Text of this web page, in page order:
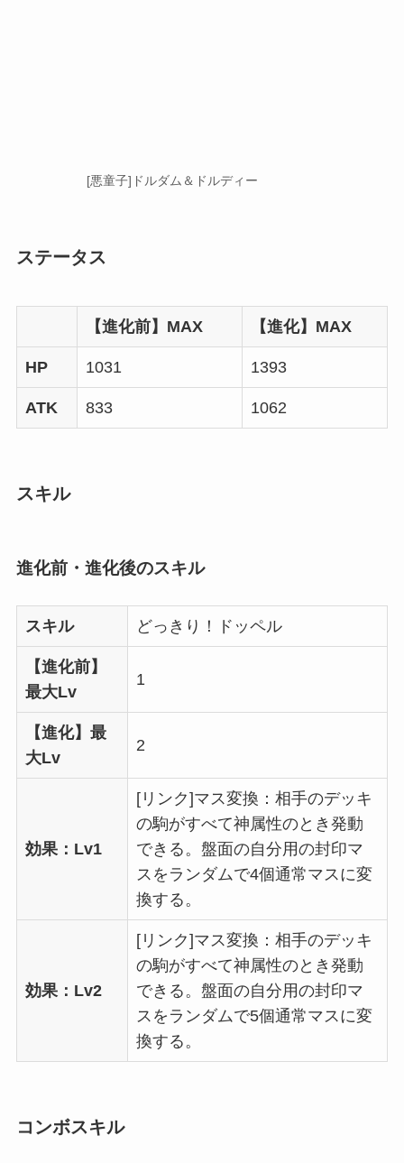
[悪童子]ドルダム＆ドルディー
ステータス
【進化前】MAX 【進化】MAX
HP 1031 1393
ATK 833 1062
スキル
進化前・進化後のスキル
スキル どっきり！ドッペル
【進化前】
最大Lv
1
【進化】最
大Lv
2
効果：Lv1
[リンク]マス変換：相手のデッキ
の駒がすべて神属性のとき発動
できる。盤面の自分用の封印マ
スをランダムで4個通常マスに変
換する。
効果：Lv2
[リンク]マス変換：相手のデッキ
の駒がすべて神属性のとき発動
できる。盤面の自分用の封印マ
スをランダムで5個通常マスに変
換する。
コンボスキル